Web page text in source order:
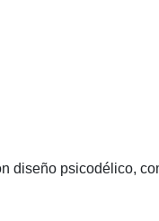
diseño psicodélico,